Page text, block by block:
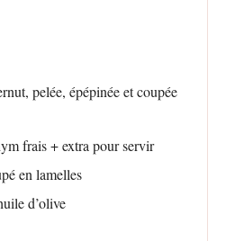
pelée, épépinée et coupée
frais + extra pour servir
en lamelles
d’olive